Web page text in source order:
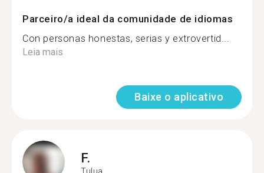
Parceiro/a ideal da comunidade de idiomas
Con personas honestas, serias y extrovertid...
Leia mais
Baixe o aplicativo
F.
Tulua